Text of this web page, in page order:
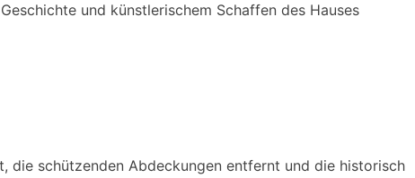
und künstlerischem Schaffen des Hauses
die schützenden Abdeckungen entfernt und die historisch